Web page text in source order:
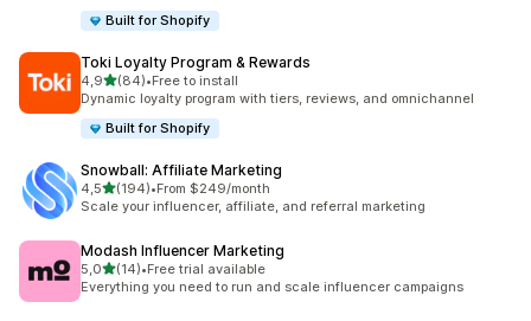
Built for Shopify
Toki Loyalty Program & Rewards
4,9na 5 gwiazdek
(84)
Łączna liczba recenzji: 84
•Free to install
Dynamic loyalty program with tiers, reviews, and omnichannel
Built for Shopify
Snowball: Affiliate Marketing
4,5na 5 gwiazdek
(194)
Łączna liczba recenzji: 194
•From $249/month
Scale your influencer, affiliate, and referral marketing
Modash Influencer Marketing
5,0na 5 gwiazdek
(14)
Łączna liczba recenzji: 14
•Free trial available
Everything you need to run and scale influencer campaigns